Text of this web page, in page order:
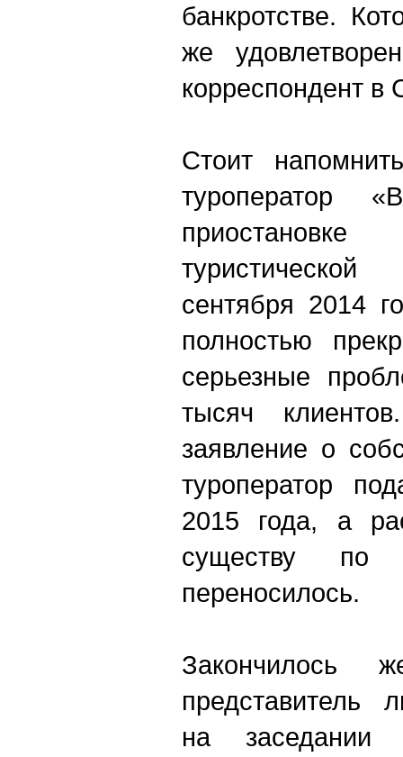
банкротстве.
же
корреспондент в
Стоит
туроператор
сентября 2014
полностью
серьезные
тысяч
заявление о
туроператор
2015 года, а
существу по
переносилось.
представитель
на заседании